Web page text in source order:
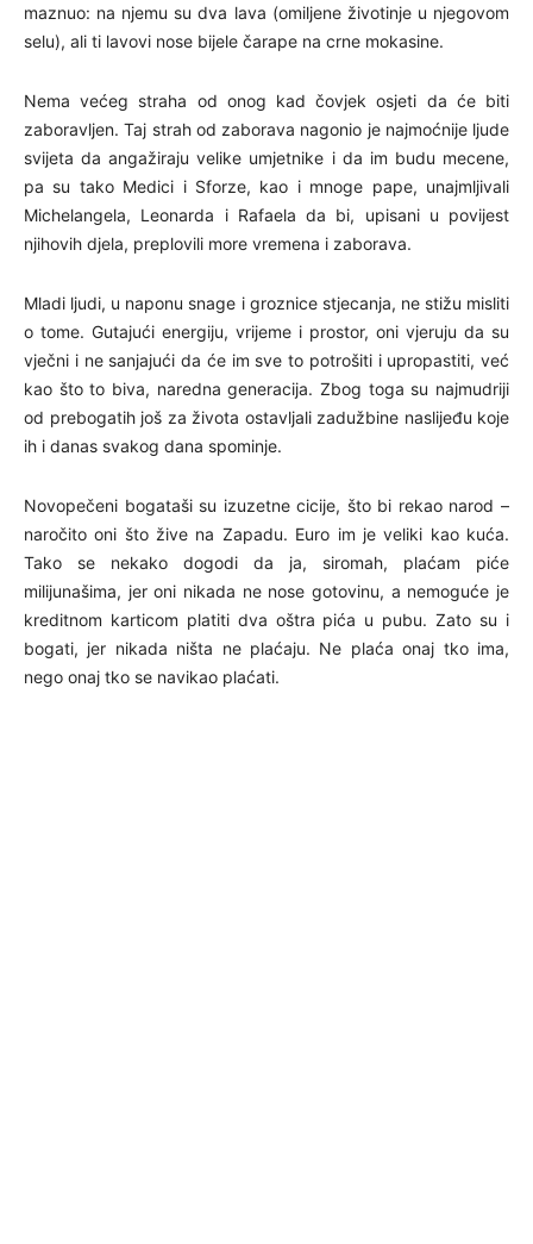
maznuo: na njemu su dva lava (omiljene životinje u njegovom
selu), ali ti lavovi nose bijele čarape na crne mokasine.
Nema većeg straha od onog kad čovjek osjeti da će biti
zaboravljen. Taj strah od zaborava nagonio je najmoćnije ljude
svijeta da angažiraju velike umjetnike i da im budu mecene,
pa su tako Medici i Sforze, kao i mnoge pape, unajmljivali
Michelangela, Leonarda i Rafaela da bi, upisani u povijest
njihovih djela, preplovili more vremena i zaborava.
Mladi ljudi, u naponu snage i groznice stjecanja, ne stižu misliti
o tome. Gutajući energiju, vrijeme i prostor, oni vjeruju da su
vječni i ne sanjajući da će im sve to potrošiti i upropastiti, već
kao što to biva, naredna generacija. Zbog toga su najmudriji
od prebogatih još za života ostavljali zadužbine naslijeđu koje
ih i danas svakog dana spominje.
Novopečeni bogataši su izuzetne cicije, što bi rekao narod –
naročito oni što žive na Zapadu. Euro im je veliki kao kuća.
Tako se nekako dogodi da ja, siromah, plaćam piće
milijunašima, jer oni nikada ne nose gotovinu, a nemoguće je
kreditnom karticom platiti dva oštra pića u pubu. Zato su i
bogati, jer nikada ništa ne plaćaju. Ne plaća onaj tko ima,
nego onaj tko se navikao plaćati.